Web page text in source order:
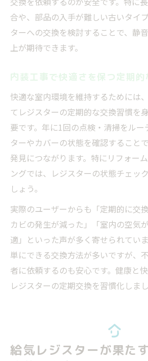
合や、部品の入手が難しい古いタイ
ターへの交換を検討することで、静
上が期待できます。
内装工事で快適さを保つ定期的
快適な室内環境を維持するためには
てレジスターの定期的な交換習慣を
要です。年に1回の点検・清掃をルー
ターやカバーの状態を確認すること
発見につながります。特にリフォー
ングでは、レジスターの状態チェッ
しょう。
実際のユーザーからも「定期的に交
カビの発生が減った」「室内の空気
適」といった声が多く寄せられてい
単にできる交換方法が多いですが、
者に依頼するのも安心です。健康と
レジスターの定期交換を習慣化しまし
給気レジスターが果た